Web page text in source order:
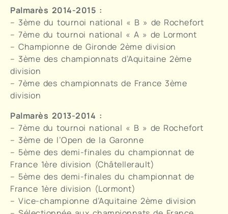
Palmarès 2014-2015 :
– 3ème du tournoi national « B » de Rochefort
– 7ème du tournoi national « A » de Lormont
– Championne de Gironde 2ème division
– 3ème des championnats d’Aquitaine 2ème
division
– 7ème des championnats de France 3ème
division
Palmarès 2013-2014 :
– 7ème du tournoi national « B » de Rochefort
– 3ème de l’Open de la Garonne
– 5ème des demi-finales du championnat de
France 1ère division (Châtellerault)
– 5ème des demi-finales du championnat de
France 1ère division (Lormont)
– Vice-championne d’Aquitaine 2ème division